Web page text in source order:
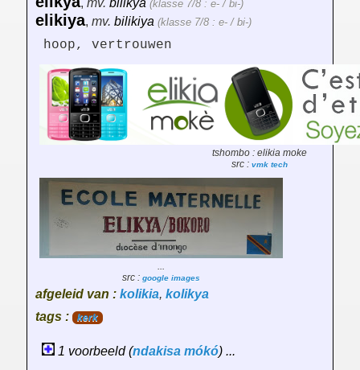
, mv. bilikya (klasse 7/8 : e- / bi-)
elikiya, mv. bilikiya (klasse 7/8 : e- / bi-)
hoop, vertrouwen
tshombo : elikia moke
src : vmk tech
...
src : google images
afgeleid van : kolikia, kolikya
tags :
kerk
1 voorbeeld (ndakisa mókó) ...